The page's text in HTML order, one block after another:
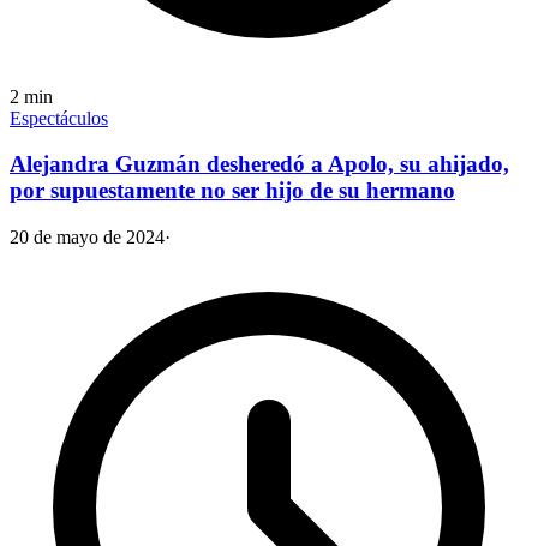
2 min
Espectáculos
Alejandra Guzmán desheredó a Apolo, su ahijado,
por supuestamente no ser hijo de su hermano
20 de mayo de 2024·